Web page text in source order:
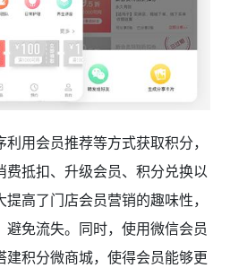
用会员推荐等方式获取积分，
抵扣、升级会员、积分兑换以
高了门店会员营销的趣味性，
免流失。同时，使用微信会员
积分微商城，使得会员能够更